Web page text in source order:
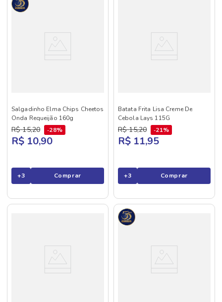
Salgadinho Elma Chips Cheetos
Onda Requeijão 160g
R$ 15,20 28%
R$ 10,90
+3 Comprar
Batata Frita Lisa Creme De
Cebola Lays 115G
R$ 15,20 21%
R$ 11,95
+3 Comprar